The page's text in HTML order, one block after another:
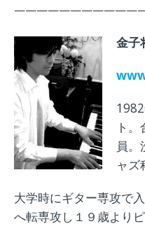
金
ト
員
ャズ
大学時にギター専攻で
へ転専攻し１９歳よりピ